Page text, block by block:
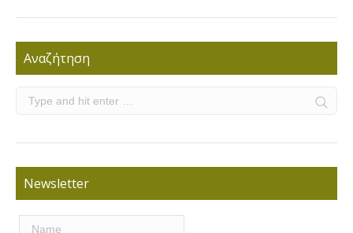
Αναζήτηση
Newsletter